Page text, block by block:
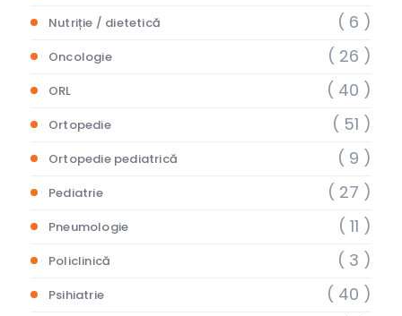
Nutriție / dietetică ( 6 )
Oncologie ( 26 )
ORL ( 40 )
Ortopedie ( 51 )
Ortopedie pediatrică ( 9 )
Pediatrie ( 27 )
Pneumologie ( 11 )
Policlinică ( 3 )
Psihiatrie ( 40 )